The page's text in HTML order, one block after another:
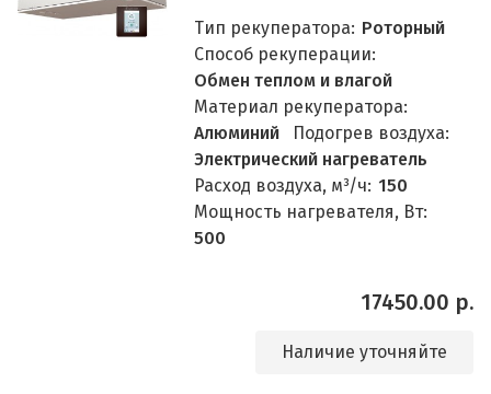
Тип рекуператора: Роторный
Способ рекуперации:
Обмен теплом и влагой
Материал рекуператора:
Алюминий
Подогрев воздуха:
Электрический нагреватель
Расход воздуха, м³/ч: 150
Мощность нагревателя, Вт:
500
17450.00 р.
Наличие уточняйте